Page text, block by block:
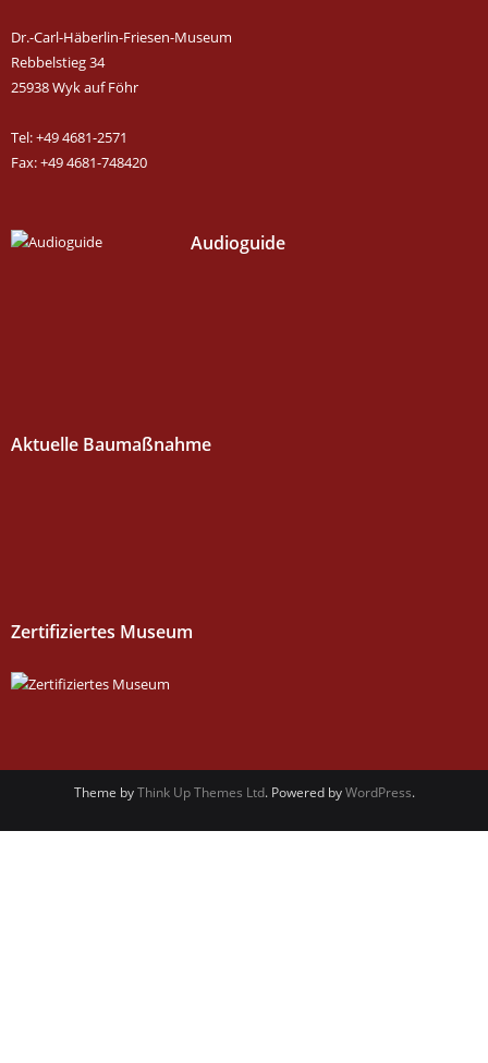
Dr.-Carl-Häberlin-Friesen-Museum
Rebbelstieg 34
25938 Wyk auf Föhr
Tel: +49 4681-2571
Fax: +49 4681-748420
Audioguide
Aktuelle Baumaßnahme
Zertifiziertes Museum
Theme byThink Up Themes Ltd. Powered byWordPress.